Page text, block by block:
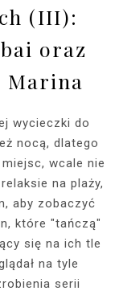
(III):
oraz
Marina
wycieczki do
nocą, dlatego
wcale nie
na plaży,
aby zobaczyć
które "tańczą"
się na ich tle
na tyle
serii